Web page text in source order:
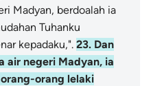
Madyan, berdoalah ia
Tuhanku
kepadaku,". 23. Dan
air negeri Madyan, ia
orang-orang lelaki